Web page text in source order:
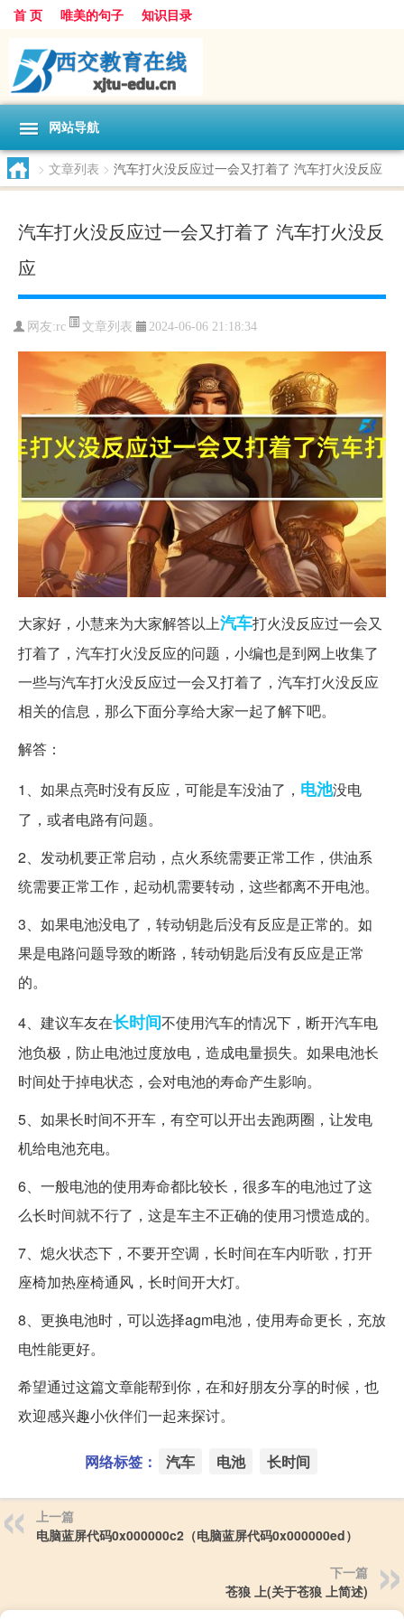
首 页 唯美的句子 知识目录
网站导航
> 文章列表 > 汽车打火没反应过一会又打着了 汽车打火没反应
汽车打火没反应过一会又打着了 汽车打火没反
应
网友:rc 文章列表 2024-06-06 21:18:34
大家好，小慧来为大家解答以上汽车打火没反应过一会又
打着了，汽车打火没反应的问题，小编也是到网上收集了
一些与汽车打火没反应过一会又打着了，汽车打火没反应
相关的信息，那么下面分享给大家一起了解下吧。
解答：
1、如果点亮时没有反应，可能是车没油了， 电池没电
了，或者电路有问题。
2、发动机要正常启动，点火系统需要正常工作，供油系
统需要正常工作，起动机需要转动，这些都离不开电池。
3、如果电池没电了，转动钥匙后没有反应是正常的。如
果是电路问题导致的断路，转动钥匙后没有反应是正常
的。
4、建议车友在长时间不使用汽车的情况下，断开汽车电
池负极，防止电池过度放电，造成电量损失。如果电池长
时间处于掉电状态，会对电池的寿命产生影响。
5、如果长时间不开车，有空可以开出去跑两圈，让发电
机给电池充电。
6、一般电池的使用寿命都比较长，很多车的电池过了这
么长时间就不行了，这是车主不正确的使用习惯造成的。
7、熄火状态下，不要开空调，长时间在车内听歌，打开
座椅加热座椅通风，长时间开大灯。
8、更换电池时，可以选择agm电池，使用寿命更长，充放
电性能更好。
希望通过这篇文章能帮到你，在和好朋友分享的时候，也
欢迎感兴趣小伙伴们一起来探讨。
网络标签： 汽车 电池 长时间
上一篇
电脑蓝屏代码0x000000c2（电脑蓝屏代码0x000000ed）
下一篇
苍狼 上(关于苍狼 上简述)